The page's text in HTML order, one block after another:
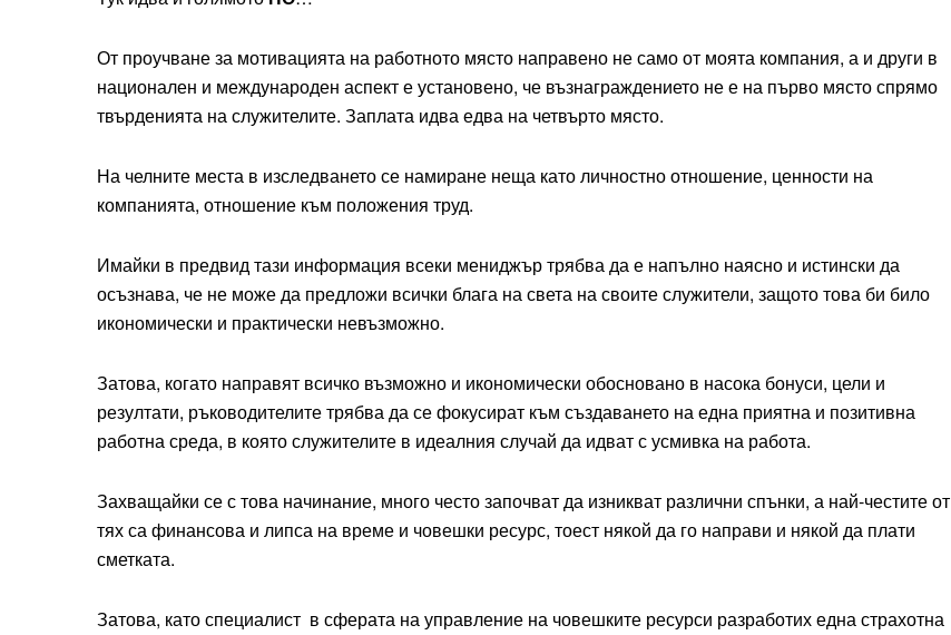
От проучване за мотивацията на работното място направено не само от моята компания, а и други в
национален и международен аспект е установено, че възнаграждението не е на първо място спрямо
твърденията на служителите. Заплата идва едва на четвърто място.
На челните места в изследването се намиране неща като личностно отношение, ценности на
компанията, отношение към положения труд.
Имайки в предвид тази информация всеки мениджър трябва да е напълно наясно и истински да
осъзнава, че не може да предложи всички блага на света на своите служители, защото това би било
икономически и практически невъзможно.
Затова, когато направят всичко възможно и икономически обосновано в насока бонуси, цели и
резултати, ръководителите трябва да се фокусират към създаването на една приятна и позитивна
работна среда, в която служителите в идеалния случай да идват с усмивка на работа.
Захващайки се с това начинание, много често започват да изникват различни спънки, а най-честите от
тях са финансова и липса на време и човешки ресурс, тоест някой да го направи и някой да плати
сметката.
Затова, като специалист в сферата на управление на човешките ресурси разработих една страхотна